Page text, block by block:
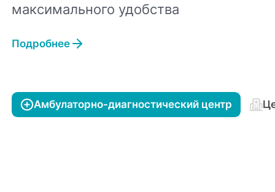
максимального удобства
Подробнее
Амбулаторно-диагностический центр